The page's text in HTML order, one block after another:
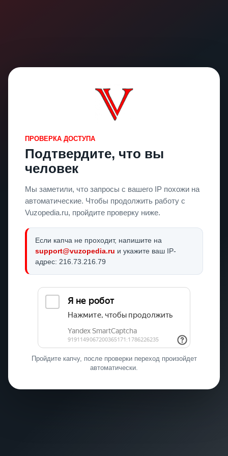
ПРОВЕРКА ДОСТУПА
Подтвердите, что вы
человек
Мы заметили, что запросы с вашего IP похожи на
автоматические. Чтобы продолжить работу с
Vuzopedia.ru, пройдите проверку ниже.
Если капча не проходит, напишите на
support@vuzopedia.ru и укажите ваш IP-
адрес: 216.73.216.79
Пройдите капчу, после проверки переход произойдет
автоматически.